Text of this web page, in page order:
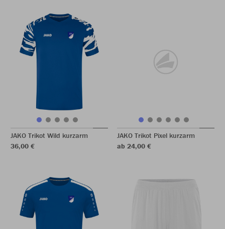
JAKO Trikot Wild kurzarm
36,00 €
JAKO Trikot Pixel kurzarm
ab 24,00 €